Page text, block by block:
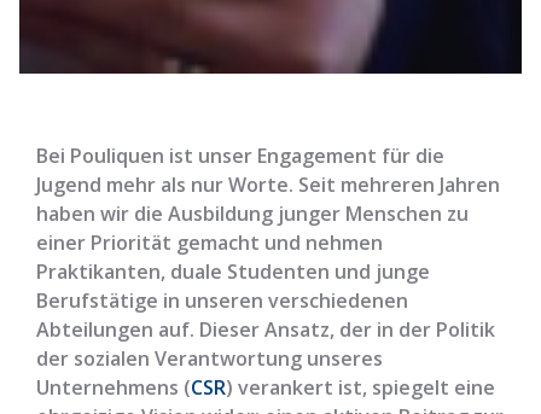
Bei Pouliquen ist unser Engagement für die
Jugend mehr als nur Worte. Seit mehreren Jahren
haben wir die Ausbildung junger Menschen zu
einer Priorität gemacht und nehmen
Praktikanten, duale Studenten und junge
Berufstätige in unseren verschiedenen
Abteilungen auf. Dieser Ansatz, der in der Politik
der sozialen Verantwortung unseres
Unternehmens (CSR) verankert ist, spiegelt eine